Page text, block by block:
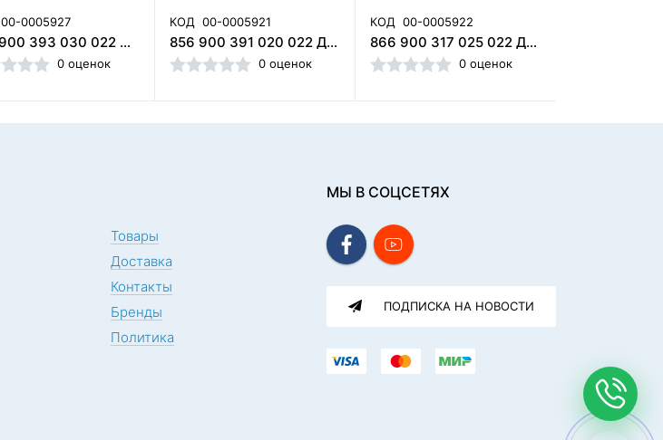
00-0005927
866 900 393 030 022 Диск зуботехнический алмазный,Кристал (Россия)
0 оценок
КОД 00-0005921
856 900 391 020 022 Диск зуботехнический алмазный,Кристал (Россия)
0 оценок
КОД 00-0005922
866 900 317 025 022 Диск зуботехнический алмазный,Кристал (Россия)
0 оценок
Товары
Доставка
Контакты
Бренды
Политика
МЫ В СОЦСЕТЯХ
ПОДПИСКА НА НОВОСТИ